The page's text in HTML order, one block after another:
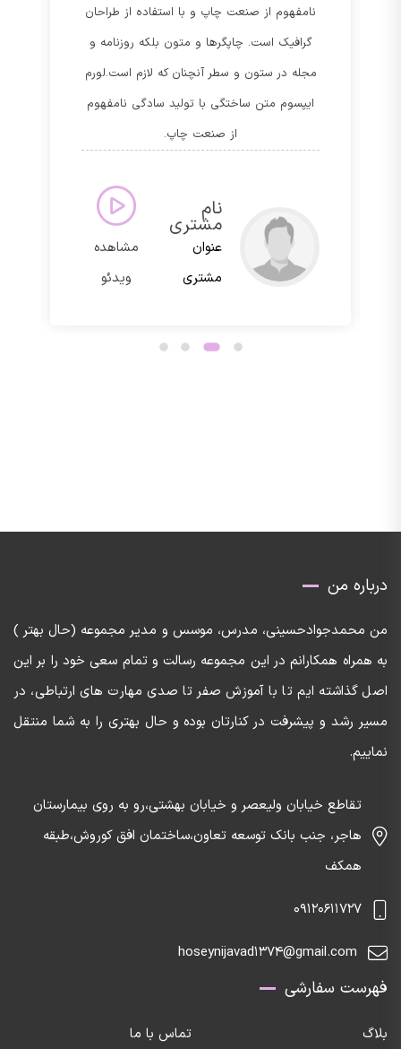
نامفهوم از صنعت چاپ و با استفاده از طراحان
گرافیک است. چاپگرها و متون بلکه روزنامه و
مجله در ستون و سطر آنچنان که لازم است.لورم
ایپسوم متن ساختگی با تولید سادگی نامفهوم
از صنعت چاپ.
نام
مشتری
عنوان
مشتری
مشاهده
ویدئو
درباره من
من محمدجوادحسینی، مدرس، موسس و مدیر مجموعه (حال بهتر )
به همراه همکارانم در این مجموعه رسالت و تمام سعی خود را بر این
اصل گذاشته ایم تا با آموزش صفر تا صدی مهارت های ارتباطی، در
مسیر رشد و پیشرفت در کنارتان بوده و حال بهتری را به شما منتقل
نماییم.
تقاطع خیابان ولیعصر و خیابان بهشتی،رو به روی بیمارستان
هاجر، جنب بانک توسعه تعاون،ساختمان افق کوروش،طبقه
همکف
09120611727
hoseynijavad1374@gmail.com
فهرست سفارشی
بلاگ تماس با ما